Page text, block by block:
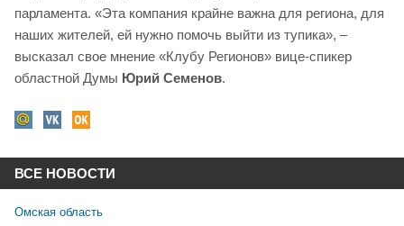
парламента. «Эта компания крайне важна для региона, для
наших жителей, ей нужно помочь выйти из тупика», –
высказал свое мнение «Клубу Регионов» вице-спикер
областной Думы Юрий Семенов.
ВСЕ НОВОСТИ
Омская область